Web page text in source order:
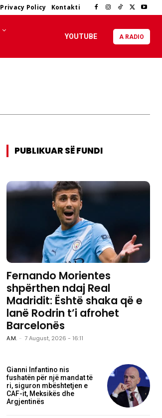
Privacy Policy Kontakti
YOUTUBE A RADIO
PUBLIKUAR SË FUNDI
Fernando Morientes
shpërthen ndaj Real
Madridit: Është shaka që e
lanë Rodrin t’i afrohet
Barcelonës
A.M. - 7 August, 2026 - 16:11
Gianni Infantino nis
fushatën për një mandat të
ri, siguron mbështetjen e
CAF-it, Meksikës dhe
Argjentinës